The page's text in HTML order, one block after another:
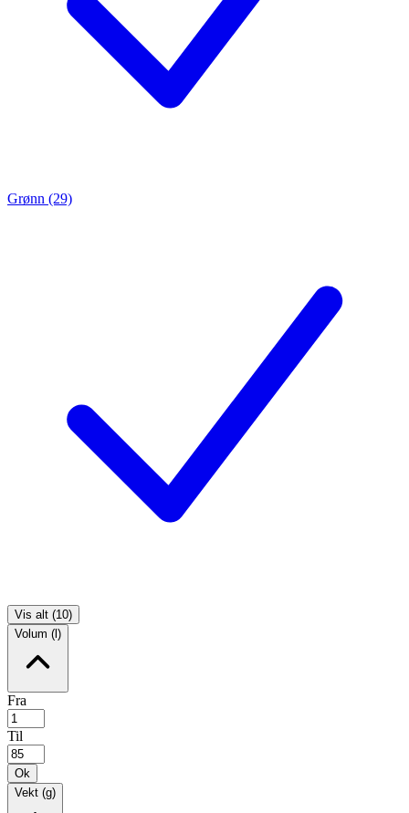
Grønn (29)
Vis alt (10)
Volum (l)
Fra
Til
Ok
Vekt (g)